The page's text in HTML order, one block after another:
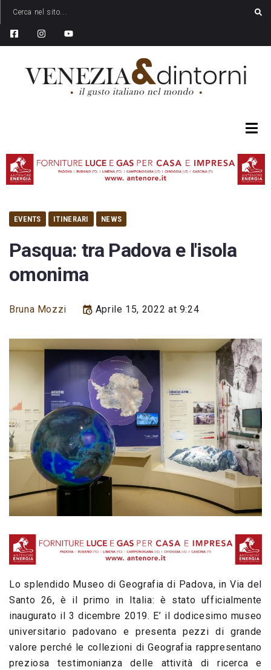
EVENTS ITINERARI NEWS
Pasqua: tra Padova e l'isola
omonima
Bruna Mozzi Aprile 15, 2022 at 9:24
Lo splendido Museo di Geografia di Padova, in Via del
Santo 26, è il primo in Italia: è stato ufficialmente
inaugurato il 3 dicembre 2019. E’ il dodicesimo museo
universitario padovano e presenta pezzi di grande
valore perché le collezioni di Geografia rappresentano
preziosa testimonianza delle attività di ricerca e